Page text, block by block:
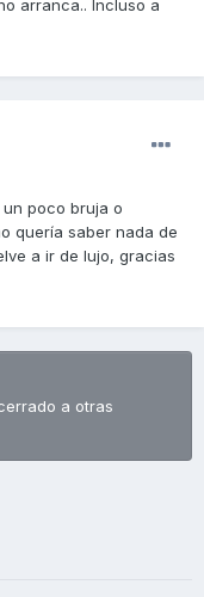
arranca.. Incluso a
poco bruja o
quería saber nada de
a ir de lujo, gracias
a otras